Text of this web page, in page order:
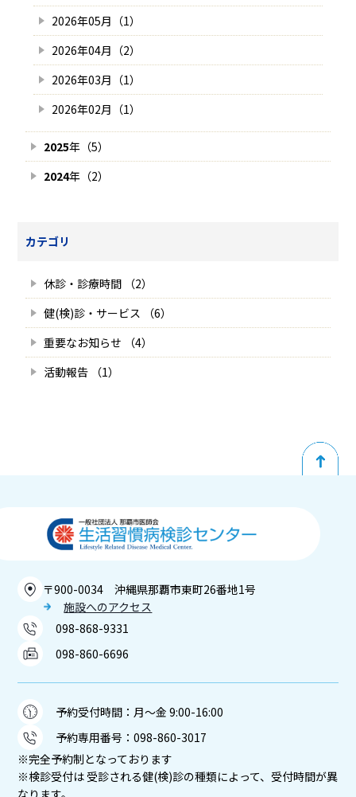
2026年05月（1）
2026年04月（2）
2026年03月（1）
2026年02月（1）
2025年（5）
2024年（2）
カテゴリ
休診・診療時間 （2）
健(検)診・サービス （6）
重要なお知らせ （4）
活動報告 （1）
〒900-0034 沖縄県那覇市東町26番地1号
施設へのアクセス
098-868-9331
098-860-6696
予約受付時間：月～金 9:00-16:00
予約専用番号：098-860-3017
※完全予約制となっております
※検診受付は 受診される健(検)診の種類によって、受付時間が異
なります。